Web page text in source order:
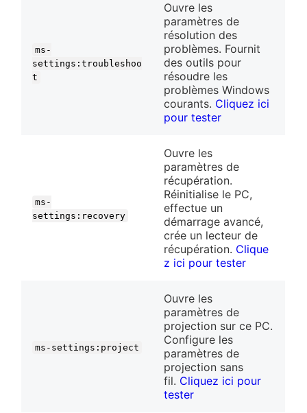
ms-
settings:troubleshoo
t
Ouvre les
paramètres de
résolution des
problèmes. Fournit
des outils pour
résoudre les
problèmes Windows
courants. Cliquez ici
pour tester
ms-
settings:recovery
Ouvre les
paramètres de
récupération.
Réinitialise le PC,
effectue un
démarrage avancé,
crée un lecteur de
récupération. Clique
z ici pour tester
ms-settings:project
Ouvre les
paramètres de
projection sur ce PC.
Configure les
paramètres de
projection sans
fil. Cliquez ici pour
tester